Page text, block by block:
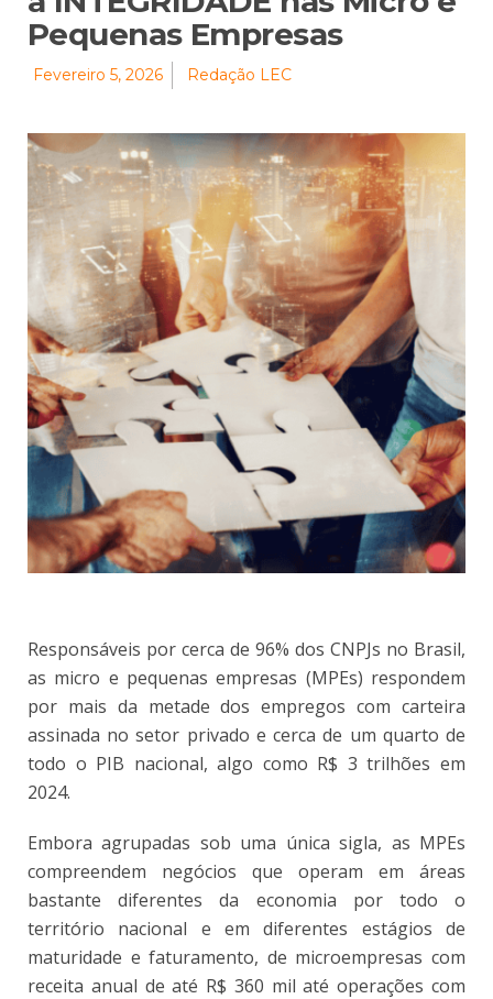
Pequenas Empresas
Fevereiro 5, 2026 Redação LEC
Responsáveis por cerca de 96% dos CNPJs no Brasil,
as micro e pequenas empresas (MPEs) respondem
por mais da metade dos empregos com carteira
assinada no setor privado e cerca de um quarto de
todo o PIB nacional, algo como R$ 3 trilhões em
2024.
Embora agrupadas sob uma única sigla, as MPEs
compreendem negócios que operam em áreas
bastante diferentes da economia por todo o
território nacional e em diferentes estágios de
maturidade e faturamento, de microempresas com
receita anual de até R$ 360 mil até operações com